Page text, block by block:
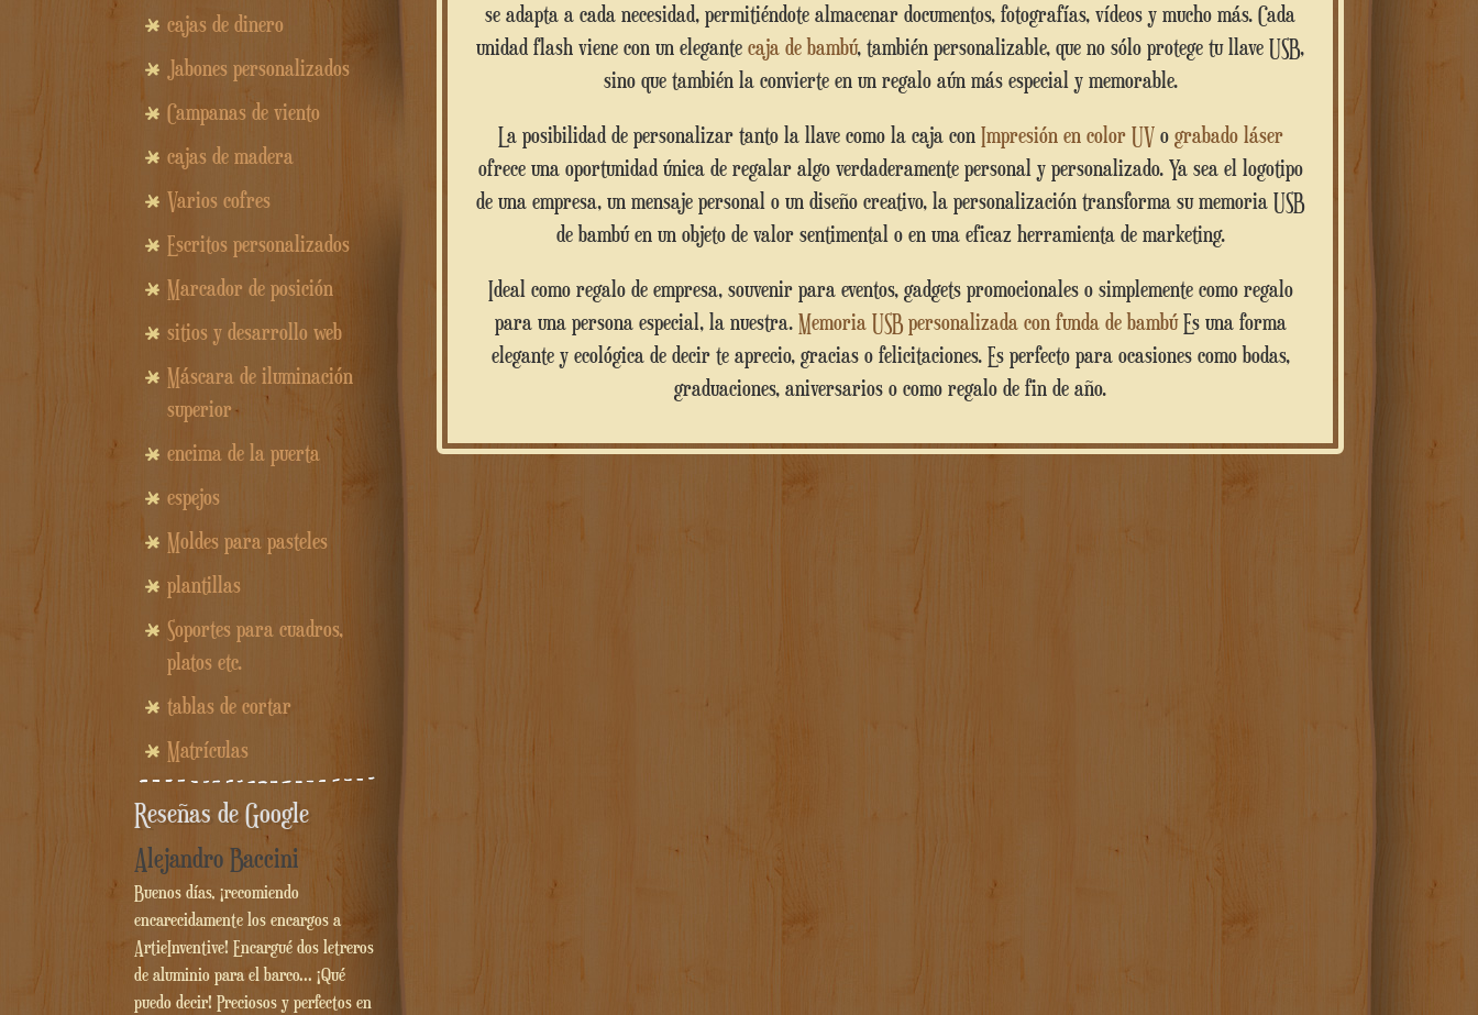
se adapta a cada necesidad, permitiéndote almacenar documentos, fotografías, vídeos y mucho más. Cada
unidad flash viene con un elegante caja de bambú, también personalizable, que no sólo protege tu llave USB,
sino que también la convierte en un regalo aún más especial y memorable.
La posibilidad de personalizar tanto la llave como la caja con Impresión en color UVo grabado láser
ofrece una oportunidad única de regalar algo verdaderamente personal y personalizado. Ya sea el logotipo
de una empresa, un mensaje personal o un diseño creativo, la personalización transforma su memoria USB
de bambú en un objeto de valor sentimental o en una eficaz herramienta de marketing.
Ideal como regalo de empresa, souvenir para eventos, gadgets promocionales o simplemente como regalo
para una persona especial, la nuestra. Memoria USB personalizada con funda de bambúEs una forma
elegante y ecológica de decir te aprecio, gracias o felicitaciones. Es perfecto para ocasiones como bodas,
graduaciones, aniversarios o como regalo de fin de año.
cajas de dinero
Jabones personalizados
Campanas de viento
cajas de madera
Varios cofres
Escritos personalizados
Marcador de posición
sitios y desarrollo web
Máscara de iluminación
superior
encima de la puerta
espejos
Moldes para pasteles
plantillas
Soportes para cuadros,
platos etc.
tablas de cortar
Matrículas
Reseñas de Google
Alejandro Baccini
Buenos días, ¡recomiendo
encarecidamente los encargos a
ArtieInventive! Encargué dos letreros
de aluminio para el barco... ¡Qué
puedo decir! Preciosos y perfectos en